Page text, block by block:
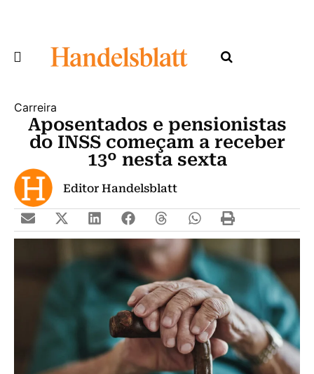
Carreira
Aposentados e pensionistas
do INSS começam a receber
13º nesta sexta
Editor Handelsblatt